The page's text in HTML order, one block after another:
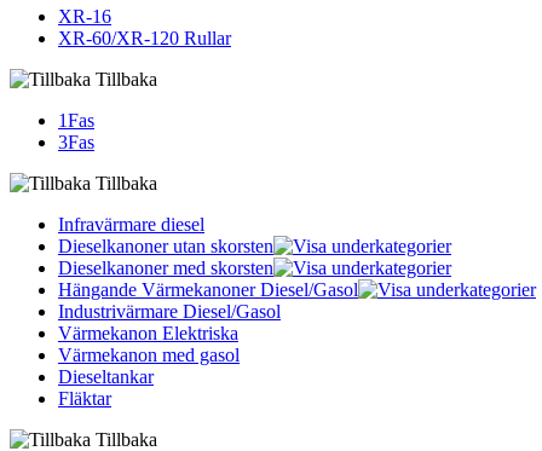
XR-16
XR-60/XR-120 Rullar
Tillbaka
1Fas
3Fas
Tillbaka
Infravärmare diesel
Dieselkanoner utan skorsten
Dieselkanoner med skorsten
Hängande Värmekanoner Diesel/Gasol
Industrivärmare Diesel/Gasol
Värmekanon Elektriska
Värmekanon med gasol
Dieseltankar
Fläktar
Tillbaka